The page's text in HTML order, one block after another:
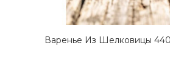
Варенье Из Шелковицы